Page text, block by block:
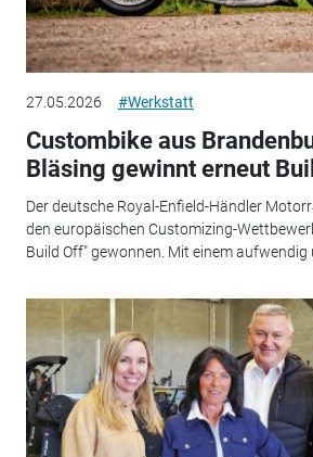
27.05.2026 #Werkstatt
Custombike aus
Bläsing gewinnt erneut
Der deutsche Royal-Enfield-Händler
den europäischen Customizing-
Build Off" gewonnen. Mit einem aufwendig